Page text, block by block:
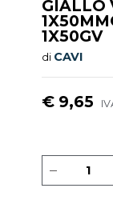
GIALLO
1X50GV
di CAVI
€ 9,65